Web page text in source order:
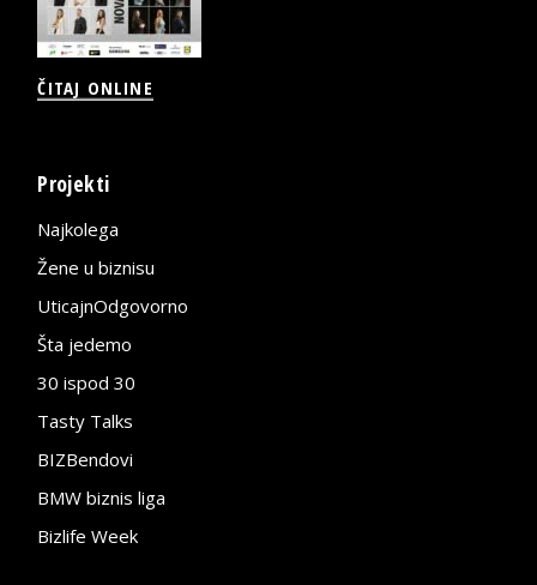
ČITAJ ONLINE
Projekti
Najkolega
Žene u biznisu
UticajnOdgovorno
Šta jedemo
30 ispod 30
Tasty Talks
BIZBendovi
BMW biznis liga
Bizlife Week